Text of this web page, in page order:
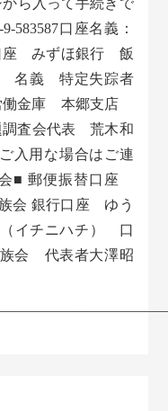
ら入って手続きで
583587口座名義：
座 みずほ銀行 飯
名義 特定失踪者
働金庫 本郷支店
査会代表 荒木和
入用な場合はご連
■ 郵便振替口座
会 銀行口座 ゆう
イチニハチ） 口
会 代表者大澤昭